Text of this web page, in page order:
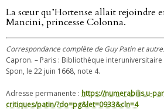
La sœur qu’Hortense allait rejoindre
Mancini, princesse Colonna.
Correspondance complète de Guy Patin et
Capron. – Paris : Bibliothèque interuniversitaire
Spon, le 22 juin 1668, note 4.
Adresse permanente : https://numerabilis.u-
critiques/patin/?do=pg&let=0933&cln=4